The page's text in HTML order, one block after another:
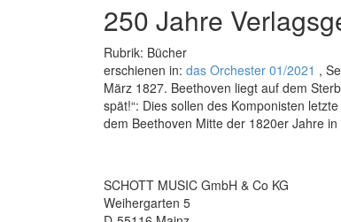
250 Jahre
Rubrik: Bücher
erschienen in: das Orchester 01/2021 ,
März 1827. Beethoven liegt auf dem
spät!“: Dies sollen des Komponisten
dem Beethoven Mitte der 1820er Jahre
SCHOTT MUSIC GmbH & Co KG
Weihergarten 5